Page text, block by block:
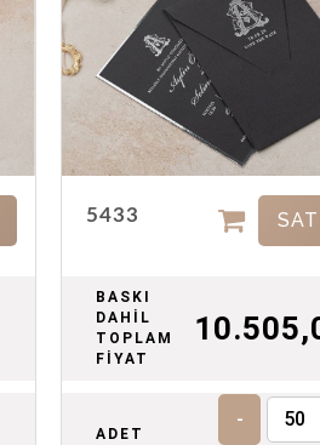
5433
BASKI
DAHİL
TOPLAM
FİYAT
ADET
-